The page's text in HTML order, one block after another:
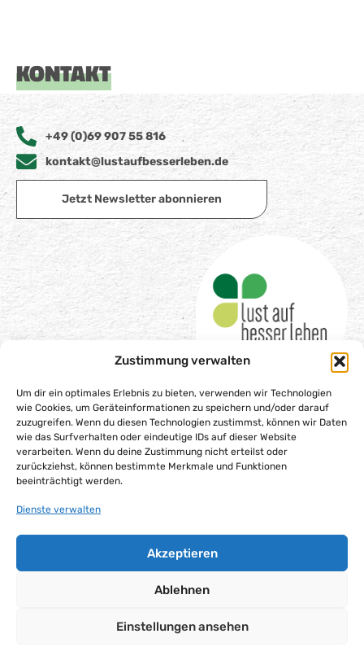
Zustimmung verwalten
Um dir ein optimales Erlebnis zu bieten, verwenden wir Technologien
wie Cookies, um Geräteinformationen zu speichern und/oder darauf
zuzugreifen. Wenn du diesen Technologien zustimmst, können wir Daten
wie das Surfverhalten oder eindeutige IDs auf dieser Website
verarbeiten. Wenn du deine Zustimmung nicht erteilst oder
zurückziehst, können bestimmte Merkmale und Funktionen
beeinträchtigt werden.
Dienste verwalten
Akzeptieren
Ablehnen
Einstellungen ansehen
KONTAKT
+49 (0)69 907 55 816
kontakt@lustaufbesserleben.de
Jetzt Newsletter abonnieren
Impressum
Datenschutzerklärung
Barrierefreiheitserklärung
Gesellschaftsvertrag
Cookie-Richtlinie (EU)
Alle Rechte vorbehalten – Lust auf besser leben gGmbH,